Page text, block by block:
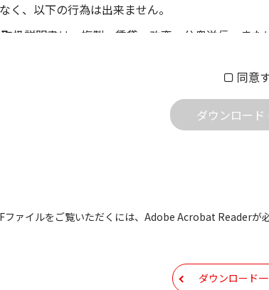
く、以下の行為は出来ません。
扱説明書は、複製、賃貸、改変、公衆送信、また
取扱説明書は、有償あるいは無償を問わず、営業
取扱説明書等に使用されている写真、イラスト、
、製品発売当時の内容になっております。内容に
あります。ご利用の際は、最新情報を参考にしてく
、製品の仕様変更などで予告なく変更される場合
いる取扱説明書や現時点で発売されている機種に
同意
ダウンロード
ファイルをご覧いただくには、Adobe Acrobat Readerが
ダウンロード